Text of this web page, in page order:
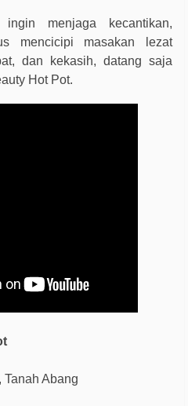
menjaga kecantikan,
mencicipi masakan lezat
dan kekasih, datang saja
Hot Pot.
Tanah Abang